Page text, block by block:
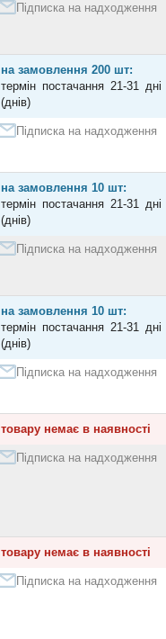
Підписка на надходження
на замовлення 200 шт:
термін постачання 21-31 дні
(днів)
Підписка на надходження
на замовлення 10 шт:
термін постачання 21-31 дні
(днів)
Підписка на надходження
на замовлення 10 шт:
термін постачання 21-31 дні
(днів)
Підписка на надходження
товару немає в наявності
Підписка на надходження
товару немає в наявності
Підписка на надходження